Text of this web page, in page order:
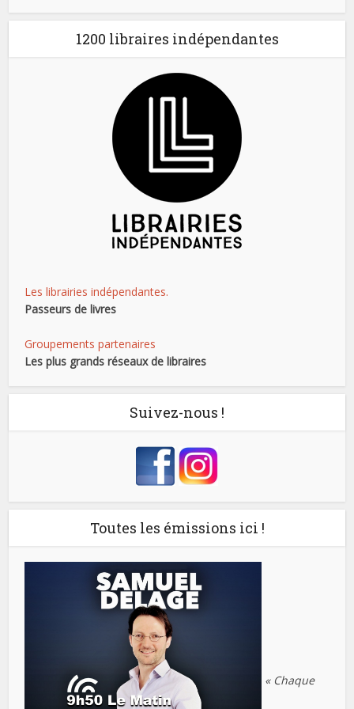
1200 libraires indépendantes
Les librairies indépendantes.
Passeurs de livres
Groupements partenaires
Les plus grands réseaux de libraires
Suivez-nous !
Toutes les émissions ici !
« Chaque